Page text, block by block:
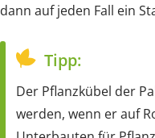
dann auf jeden Fall ein
Tipp:
Der Pflanzkübel der
werden, wenn er auf